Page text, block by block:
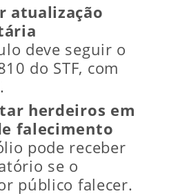
atualização
deve seguir o
do STF, com
herdeiros em
falecimento
pode receber
se o
público falecer.